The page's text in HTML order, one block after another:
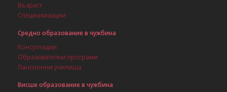
Възраст
Специализации
Средно образование в чужбина
Консултации
Образователни програми
Пансионни училища
Висше образование в чужбина